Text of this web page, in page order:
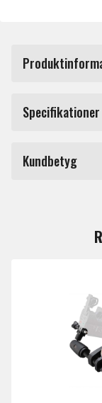
Tillverkat i
även under
Specifikationer
Kundbetyg